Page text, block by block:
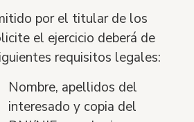
por el titular de los
el ejercicio deberá de
requisitos legales:
Nombre, apellidos del
interesado y copia del